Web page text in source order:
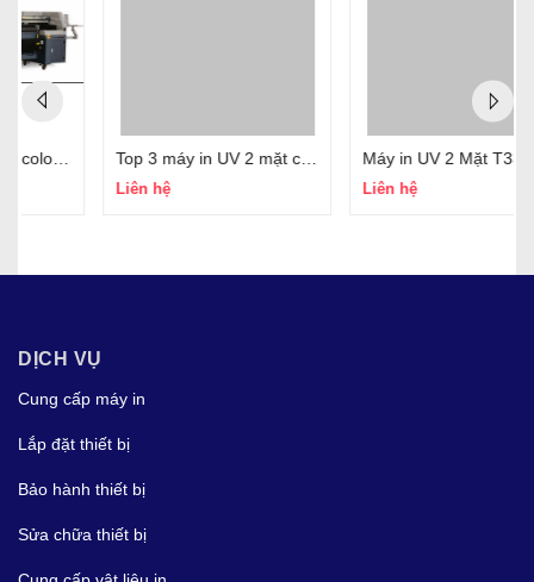
Top 3 máy in UV 2 mặt công nghệ mới nhất, in sắc nét, giá rẻ Máy in UV 2 Mặt T3300SD
DỊCH VỤ
Cung cấp máy in
Lắp đặt thiết bị
Bảo hành thiết bị
Sửa chữa thiết bị